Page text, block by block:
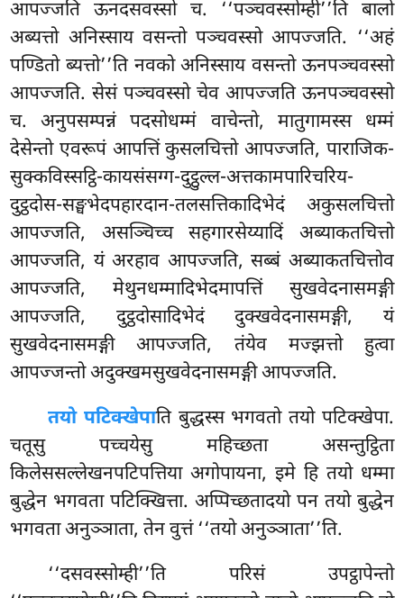
आपज्जति ऊनदसवस्सो च. ‘‘पञ्चवस्सोम्ही’’ति बालो
अब्यत्तो अनिस्साय वसन्तो पञ्चवस्सो आपज्जति. ‘‘अहं
पण्डितो ब्यत्तो’’ति नवको अनिस्साय वसन्तो ऊनपञ्चवस्सो
आपज्जति. सेसं पञ्चवस्सो चेव आपज्जति ऊनपञ्चवस्सो
च. अनुपसम्पन्नं पदसोधम्मं वाचेन्तो, मातुगामस्स धम्मं
देसेन्तो एवरूपं आपत्तिं कुसलचित्तो आपज्जति, पाराजिक-
सुक्कविस्सट्ठि-कायसंसग्ग-दुट्ठुल्ल-अत्तकामपारिचरिय-
दुट्ठदोस-सङ्घभेदपहारदान-तलसत्तिकादिभेदं अकुसलचित्तो
आपज्जति, असञ्चिच्च सहगारसेय्यादिं अब्याकतचित्तो
आपज्जति, यं अरहाव आपज्जति, सब्बं अब्याकतचित्तोव
आपज्जति, मेथुनधम्मादिभेदमापत्तिं सुखवेदनासमङ्गी
आपज्जति, दुट्ठदोसादिभेदं दुक्खवेदनासमङ्गी, यं
सुखवेदनासमङ्गी आपज्जति, तंयेव मज्झत्तो हुत्वा
आपज्जन्तो अदुक्खमसुखवेदनासमङ्गी आपज्जति.
तयो पटिक्खेपाति बुद्धस्स भगवतो तयो पटिक्खेपा.
चतूसु पच्चयेसु महिच्छता असन्तुट्ठिता
किलेससल्लेखनपटिपत्तिया अगोपायना, इमे हि तयो धम्मा
बुद्धेन भगवता पटिक्खित्ता. अप्पिच्छतादयो पन तयो बुद्धेन
भगवता अनुञ्ञाता, तेन वुत्तं ‘‘तयो अनुञ्ञाता’’ति.
‘‘दसवस्सोम्ही’’ति परिसं उपट्ठापेन्तो